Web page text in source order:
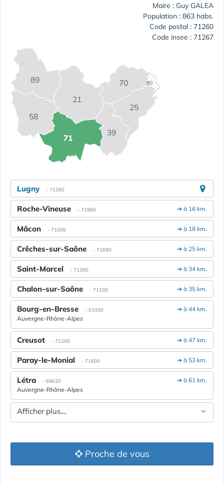
Maire : Guy GALEA
Population : 863 habs.
Code postal : 71260
Code insee : 71267
21
25
39
58
70
71
89 90
Lugny - 71260
➔ à 16 km.
Roche-Vineuse - 71960
➔ à 18 km.
Mâcon - 71000
➔ à 25 km.
Crêches-sur-Saône - 71680
➔ à 34 km.
Saint-Marcel - 71380
➔ à 35 km.
Chalon-sur-Saône - 71100
➔ à 44 km.
Bourg-en-Bresse - 01000
Auvergne-Rhône-Alpes
➔ à 47 km.
Creusot - 71200
➔ à 53 km.
Paray-le-Monial - 71600
➔ à 61 km.
Létra - 69620
Auvergne-Rhône-Alpes
Afficher plus....
Proche de vous